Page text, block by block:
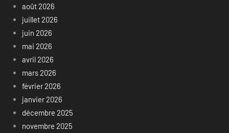
août 2026
juillet 2026
juin 2026
mai 2026
avril 2026
mars 2026
février 2026
janvier 2026
décembre 2025
novembre 2025